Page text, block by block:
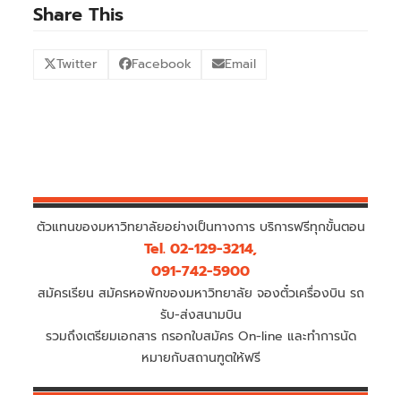
Share This
Twitter Facebook Email
ตัวแทนของมหาวิทยาลัยอย่างเป็นทางการ บริการฟรีทุกขั้นตอน
Tel. 02-129-3214,
091-742-5900
สมัครเรียน สมัครหอพักของมหาวิทยาลัย จองตั๋วเครื่องบิน รถ
รับ-ส่งสนามบิน
รวมถึงเตรียมเอกสาร กรอกใบสมัคร On-line และทำการนัด
หมายกับสถานฑูตให้ฟรี